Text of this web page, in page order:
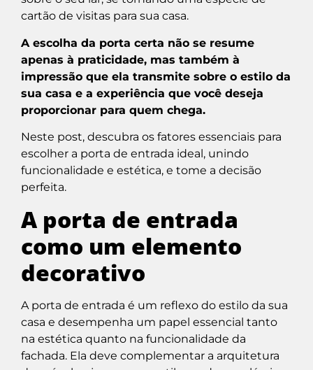
cartão de visitas para sua casa.
A escolha da porta certa não se resume
apenas à praticidade, mas também à
impressão que ela transmite sobre o estilo da
sua casa e a experiência que você deseja
proporcionar para quem chega.
Neste post, descubra os fatores essenciais para
escolher a porta de entrada ideal, unindo
funcionalidade e estética, e tome a decisão
perfeita.
A porta de entrada
como um elemento
decorativo
A porta de entrada é um reflexo do estilo da sua
casa e desempenha um papel essencial tanto
na estética quanto na funcionalidade da
fachada. Ela deve complementar a arquitetura